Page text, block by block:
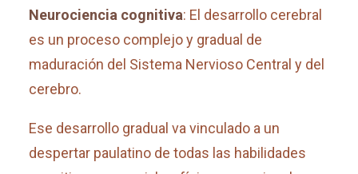
Neurociencia cognitiva: El desarrollo cerebral
es un proceso complejo y gradual de
maduración del Sistema Nervioso Central y del
cerebro.
Ese desarrollo gradual va vinculado a un
despertar paulatino de todas las habilidades